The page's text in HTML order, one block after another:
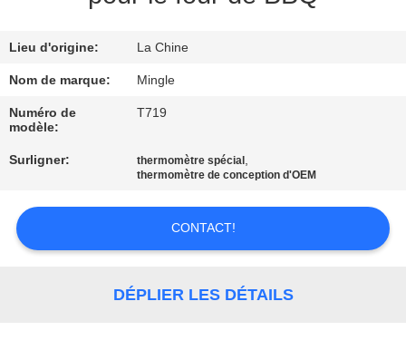
NOUVELLES
LES
AFFAIRES
DEMANDEZ
UN DEVIS
Lieu d'origine: La Chine
Nom de marque: Mingle
Numéro de
modèle:
T719
Surligner: thermomètre spécial ,
thermomètre de conception d'OEM
CONTACT!
DÉPLIER LES DÉTAILS